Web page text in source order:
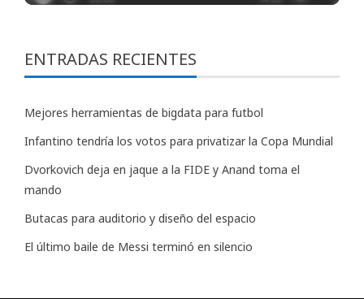
ENTRADAS RECIENTES
Mejores herramientas de bigdata para futbol
Infantino tendría los votos para privatizar la Copa Mundial
Dvorkovich deja en jaque a la FIDE y Anand toma el
mando
Butacas para auditorio y diseño del espacio
El último baile de Messi terminó en silencio